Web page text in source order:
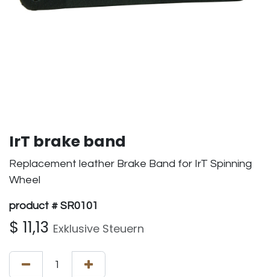
IrT brake band
Replacement leather Brake Band for IrT Spinning
Wheel
product # SR0101
$ 11,13 Exklusive Steuern